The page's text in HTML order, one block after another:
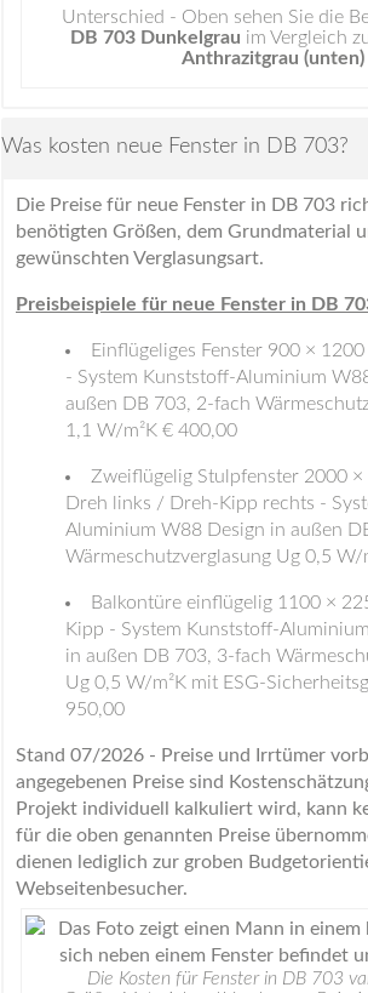
Unterschied - Oben sehen Sie die
DB 703 Dunkelgrau im Vergleich
Anthrazitgrau (unten)
Was kosten neue Fenster in DB 703?
Die Preise für neue Fenster in DB 703
benötigten Größen, dem Grundmaterial
gewünschten Verglasungsart.
Preisbeispiele für neue Fenster in DB
Einflügeliges Fenster 900 ×
- System Kunststoff-Aluminium
außen DB 703, 2-fach
1,1 W/m²K € 400,00
Zweiflügelig Stulpfenster 2000 ×
Dreh links / Dreh-Kipp rechts -
Aluminium W88 Design in außen
Wärmeschutzverglasung Ug 0,5 W/
Balkontüre einflügelig 1100 ×
Kipp - System Kunststoff-
in außen DB 703, 3-fach
Ug 0,5 W/m²K mit ESG-
950,00
Stand 07/2026 - Preise und Irrtümer
angegebenen Preise sind
Projekt individuell kalkuliert wird, kann
für die oben genannten Preise
dienen lediglich zur groben
Webseitenbesucher.
Die Kosten für Fenster in DB 703